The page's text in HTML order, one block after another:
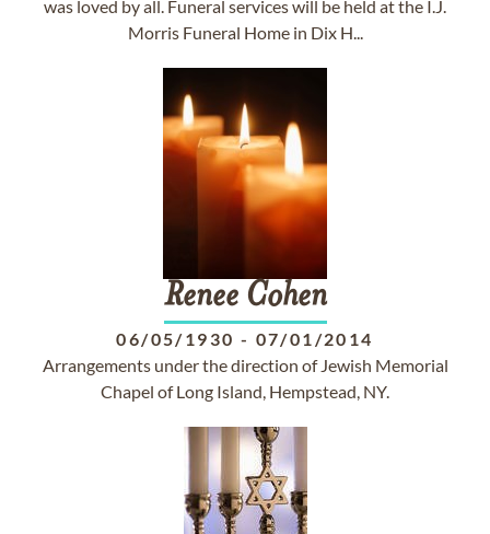
was loved by all. Funeral services will be held at the I.J.
Morris Funeral Home in Dix H...
Renee Cohen
06/05/1930 - 07/01/2014
Arrangements under the direction of Jewish Memorial
Chapel of Long Island, Hempstead, NY.